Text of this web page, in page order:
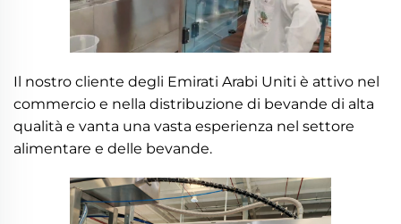
Il nostro cliente degli Emirati Arabi Uniti è attivo nel
commercio e nella distribuzione di bevande di alta
qualità e vanta una vasta esperienza nel settore
alimentare e delle bevande.